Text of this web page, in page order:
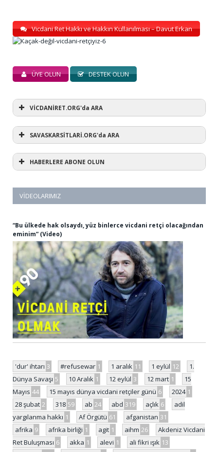
Vicdani Ret Hakkı ve Hakkın Kullanılması – Davut Erkan
ÜYE OLUN DESTEK OLUN
VİCDANİRET.ORG'da ARA
SAVASKARSİTLARİ.ORG'da ARA
HABERLERE ABONE OLUN
VIDEOLARIMIZ
“Bu ülkede hak olsaydı, yüz binlerce vicdani retçi olacağından
eminim” (Video)
'dur' ihtarı 3 #refusewar 1 1 aralık 11 1 eylül 12
1.
Dünya Savaşı 5 10 Aralık 1 12 eylül 3 12 mart 1
15
Mayıs 44 15 mayıs dünya vicdani retçiler günü 6 2024 1
28 şubat 2 318 59 ab 24 abd 319 açlık 6
adil
yargılanma hakkı 1 Af Örgütü 61 afganistan 31
afrika 9 afrika birliği 1 agit 1 aihm 26
Akdeniz Vicdani
Ret Buluşması 6 akka 1 alevi 1 ali fikri ışık 13